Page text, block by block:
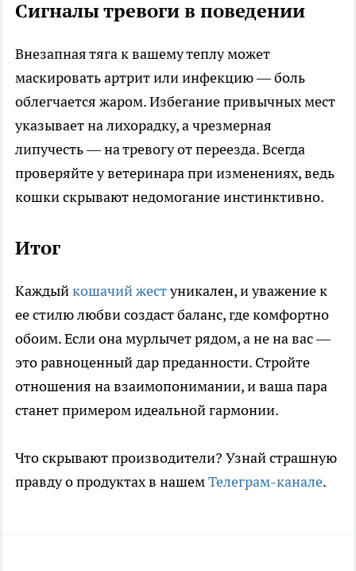
Сигналы тревоги в поведении
Внезапная тяга к вашему теплу может
маскировать артрит или инфекцию — боль
облегчается жаром. Избегание привычных мест
указывает на лихорадку, а чрезмерная
липучесть — на тревогу от переезда. Всегда
проверяйте у ветеринара при изменениях, ведь
кошки скрывают недомогание инстинктивно.
Итог
Каждыйкошачий жестуникален, и уважение к
ее стилю любви создаст баланс, где комфортно
обоим. Если она мурлычет рядом, а не на вас —
это равноценный дар преданности. Стройте
отношения на взаимопонимании, и ваша пара
станет примером идеальной гармонии.
Что скрывают производители? Узнай страшную
правду о продуктах в нашемТелеграм-канале.